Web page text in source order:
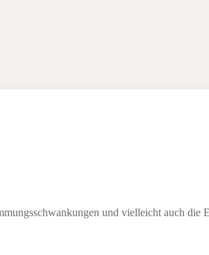
und vielleicht auch die